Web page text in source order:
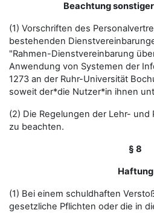
Beachtung
(1) Vorschriften des
bestehenden
"Rahmen-Dienstvereinbarung
Anwendung von Systemen der
1273 an der Ruhr-Universität
soweit der*die Nutzer*in ihnen
(2) Die Regelungen der Lehr-
zu beachten.
§ 8
Haftung
(1) Bei einem schuldhaften
gesetzliche Pflichten oder die in